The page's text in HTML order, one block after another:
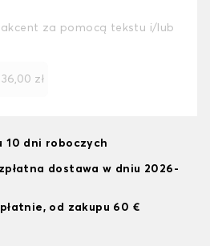
za pomocą tekstu i/lub
36,00 zł
10 dni roboczych
dostawa w dniu 2026-
od zakupu 60 €